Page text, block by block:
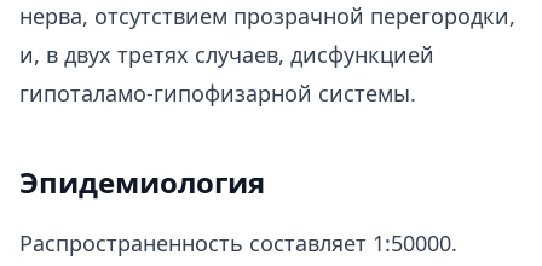
нерва, отсутствием прозрачной перегородки,
и, в двух третях случаев, дисфункцией
гипоталамо-гипофизарной системы.
Эпидемиология
Распространенность составляет 1:50000.